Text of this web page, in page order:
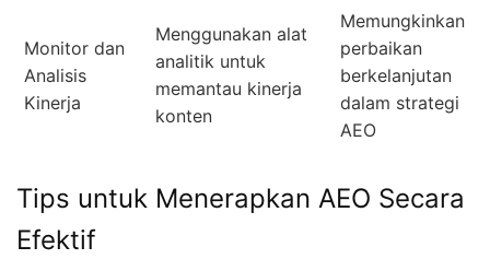
Monitor dan
Analisis
Kinerja
Menggunakan alat
analitik untuk
memantau kinerja
konten
Memungkinkan
perbaikan
berkelanjutan
dalam strategi
AEO
Tips untuk Menerapkan AEO Secara
Efektif